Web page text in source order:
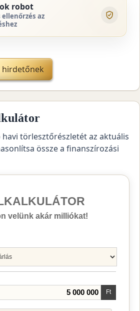
robot
az
hirdetőnek
törlesztőrészletét az aktuális
össze a finanszírozási